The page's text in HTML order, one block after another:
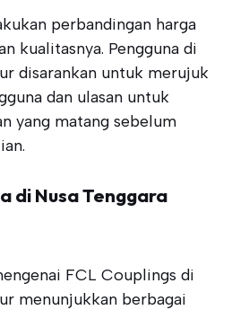
perbandingan harga
kualitasnya. Pengguna di
disarankan untuk merujuk
dan ulasan untuk
yang matang sebelum
di Nusa Tenggara
FCL Couplings di
menunjukkan berbagai